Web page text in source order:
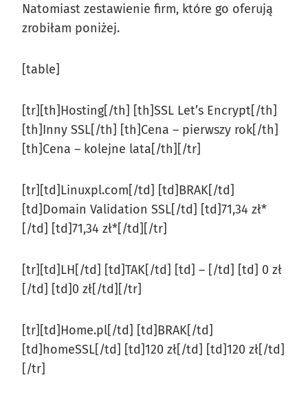
Natomiast zestawienie firm, które go oferują
zrobiłam poniżej.
[table]
[tr][th]Hosting[/th] [th]SSL Let’s Encrypt[/th]
[th]Inny SSL[/th] [th]Cena – pierwszy rok[/th]
[th]Cena – kolejne lata[/th][/tr]
[tr][td]Linuxpl.com[/td] [td]BRAK[/td]
[td]Domain Validation SSL[/td] [td]71,34 zł*
[/td] [td]71,34 zł*[/td][/tr]
[tr][td]LH[/td] [td]TAK[/td] [td] – [/td] [td] 0 zł
[/td] [td]0 zł[/td][/tr]
[tr][td]Home.pl[/td] [td]BRAK[/td]
[td]homeSSL[/td] [td]120 zł[/td] [td]120 zł[/td]
[/tr]